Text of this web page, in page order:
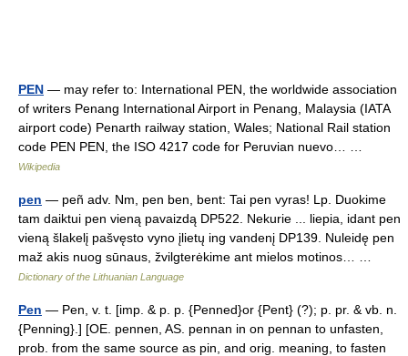
PEN — may refer to: International PEN, the worldwide association
of writers Penang International Airport in Penang, Malaysia (IATA
airport code) Penarth railway station, Wales; National Rail station
code PEN PEN, the ISO 4217 code for Peruvian nuevo… …
Wikipedia
pen — peñ adv. Nm, pen ben, bent: Tai pen vyras! Lp. Duokime
tam daiktui pen vieną pavaizdą DP522. Nekurie ... liepia, idant pen
vieną šlakelį pašvęsto vyno įlietų ing vandenį DP139. Nuleidę pen
maž akis nuog sūnaus, žvilgterėkime ant mielos motinos… …
Dictionary of the Lithuanian Language
Pen — Pen, v. t. [imp. & p. p. {Penned}or {Pent} (?); p. pr. & vb. n.
{Penning}.] [OE. pennen, AS. pennan in on pennan to unfasten,
prob. from the same source as pin, and orig. meaning, to fasten